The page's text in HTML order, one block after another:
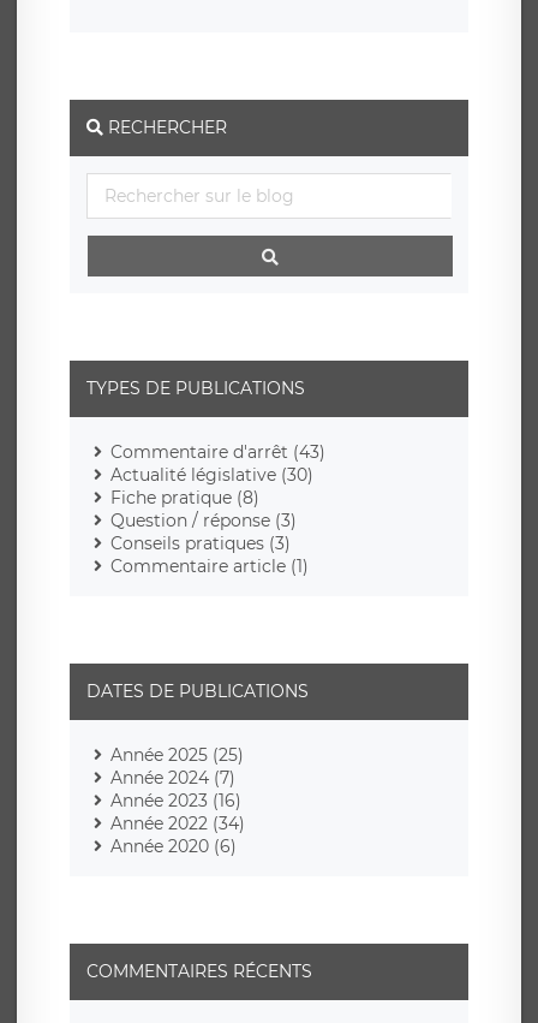
RECHERCHER
TYPES DE PUBLICATIONS
Commentaire d'arrêt (43)
Actualité législative (30)
Fiche pratique (8)
Question / réponse (3)
Conseils pratiques (3)
Commentaire article (1)
DATES DE PUBLICATIONS
Année 2025 (25)
Année 2024 (7)
Année 2023 (16)
Année 2022 (34)
Année 2020 (6)
COMMENTAIRES RÉCENTS